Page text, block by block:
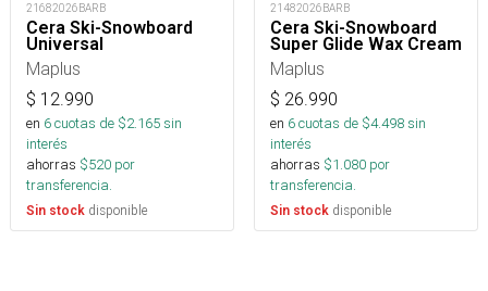
21682026BARB
Cera Ski-Snowboard
Universal
Maplus
$ 12.990
en 6cuotas de $2.165sin
interés
ahorras $520 por
transferencia.
Sin stock disponible
21482026BARB
Cera Ski-Snowboard
Super Glide Wax Cream
Maplus
$ 26.990
en 6cuotas de $4.498sin
interés
ahorras $1.080 por
transferencia.
Sin stock disponible